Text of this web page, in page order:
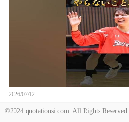
2026/07/12
©2024 quotationsi.com. All Rights Reserved.